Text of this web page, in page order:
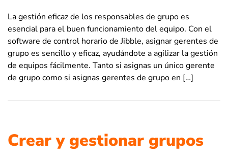
La gestión eficaz de los responsables de grupo es
esencial para el buen funcionamiento del equipo. Con el
software de control horario de Jibble, asignar gerentes de
grupo es sencillo y eficaz, ayudándote a agilizar la gestión
de equipos fácilmente. Tanto si asignas un único gerente
de grupo como si asignas gerentes de grupo en […]
Crear y gestionar grupos